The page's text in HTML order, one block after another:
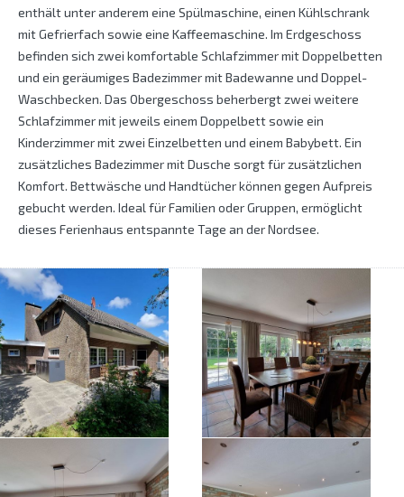
enthält unter anderem eine Spülmaschine, einen Kühlschrank
mit Gefrierfach sowie eine Kaffeemaschine. Im Erdgeschoss
befinden sich zwei komfortable Schlafzimmer mit Doppelbetten
und ein geräumiges Badezimmer mit Badewanne und Doppel-
Waschbecken. Das Obergeschoss beherbergt zwei weitere
Schlafzimmer mit jeweils einem Doppelbett sowie ein
Kinderzimmer mit zwei Einzelbetten und einem Babybett. Ein
zusätzliches Badezimmer mit Dusche sorgt für zusätzlichen
Komfort. Bettwäsche und Handtücher können gegen Aufpreis
gebucht werden. Ideal für Familien oder Gruppen, ermöglicht
dieses Ferienhaus entspannte Tage an der Nordsee.